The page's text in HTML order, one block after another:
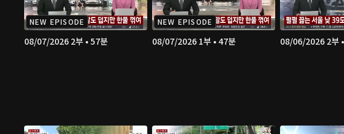
NEW EPISODE
08/07/2026 2부 • 57분
NEW EPISODE
08/07/2026 1부 • 47분 08/06/2026 2부